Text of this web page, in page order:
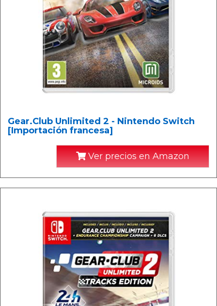
Gear.Club Unlimited 2 - Nintendo Switch
[Importación francesa]
Ver precios en Amazon